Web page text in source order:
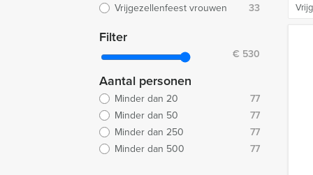
Vrijgezellenfeest vrouwen
33
Filter
€ 530
Aantal personen
Minder dan 20
77
Minder dan 50
77
Minder dan 250
77
Minder dan 500
77